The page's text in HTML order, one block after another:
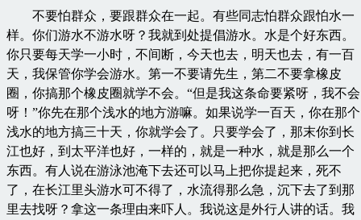
不要怕群众，要跟群众在一起。有些同志怕群众跟怕水一
样。你们游水不游水呀？我就到处提倡游水。水是个好东西。
你只要每天学一小时，不间断，今天也去，明天也去，有一百
天，我保管你学会游水。第一不要请先生，第二不要拿橡皮
圈，你搞那个橡皮圈就学不会。“但是我这条命要紧呀，我不会
呀！”你先在那个浅水的地方游嘛。如果说学一百天，你在那个
浅水的地方搞三十天，你就学会了。只要学会了，那末你到长
江也好，到太平洋也好，一样的，就是一种水，就是那么一个
东西。有人说在游泳池淹下去还可以马上把你提起来，死不
了，在长江里头游水可不得了，水流得那么急，沉下去了到那
里去找呀？拿这一条理由来吓人。我说这是外行人讲的话。我